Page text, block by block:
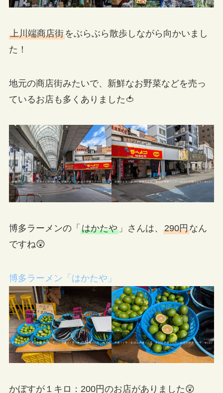
上川端商店街をぶらぶら散歩しながら向かいまし
た！
地元の商店街みたいで、新鮮なお野菜などを売っ
ているお店も多くありました🍅
博多ラーメンの「 はかたや」さんは、 290円なん
ですね😲
博多ラーメン「はかたや」
かぼすが１キロ：200円のお店がありました😲